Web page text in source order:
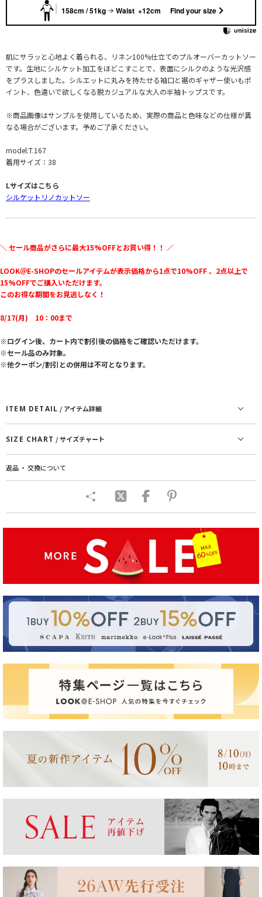
158cm / 51kg Waist +12cm Find your size
肌にサラッと心地よく着られる、リネン100%仕立てのプルオーバーカットソー
です。生地にシルケット加工をほどこすことで、表面にシルクのような光沢感
をプラスしました。シルエットに丸みを持たせる袖口と裾のギャザー使いもポ
イント、色違いで欲しくなる脱カジュアルな大人の半袖トップスです。
※商品画像はサンプルを使用しているため、実際の商品と色味などの仕様が異
なる場合がございます。予めご了承ください。
model:T.167
着用サイズ：38
Lサイズはこちら
シルケットリノカットソー
＼ セール商品がさらに最大15%OFFとお買い得！！ ／
LOOK＠E-SHOPのセールアイテムが表示価格から1点で10%OFF 、2点以上で
15%OFFでご購入いただけます。
このお得な期間をお見逃しなく！
8/17(月) 10：00まで
※ログイン後、カート内で割引後の価格をご確認いただけます。
※セール品のみ対象。
※他クーポン/割引との併用は不可となります。
ITEM DETAIL / アイテム詳細
SIZE CHART / サイズチャート
返品 ・ 交換について